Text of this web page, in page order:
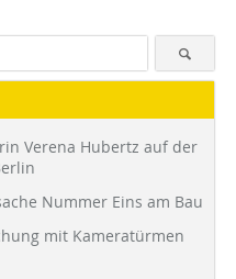
Verena Hubertz auf der
Nummer Eins am Bau
mit Kameratürmen